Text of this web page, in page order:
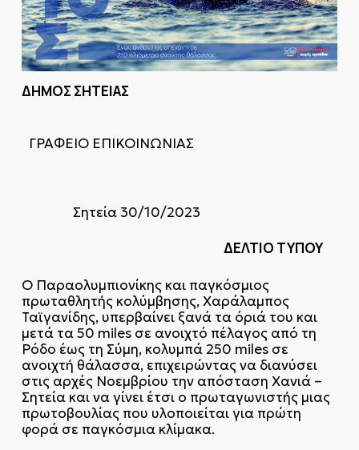
ΔΗΜΟΣ ΣΗΤΕΙΑΣ
ΓΡΑΦΕΙΟ ΕΠΙΚΟΙΝΩΝΙΑΣ
Σητεία 30/10/2023
ΔΕΛΤΙΟ ΤΥΠΟΥ
Ο Παραολυμπιονίκης και παγκόσμιος
πρωταθλητής κολύμβησης, Χαράλαμπος
Ταϊγανίδης, υπερβαίνει ξανά τα όριά του και
μετά τα 50 miles σε ανοιχτό πέλαγος από τη
Ρόδο έως τη Σύμη, κολυμπά 250 miles σε
ανοιχτή θάλασσα, επιχειρώντας να διανύσει
στις αρχές Νοεμβρίου την απόσταση Χανιά –
Σητεία και να γίνει έτσι ο πρωταγωνιστής μιας
πρωτοβουλίας που υλοποιείται για πρώτη
φορά σε παγκόσμια κλίμακα.